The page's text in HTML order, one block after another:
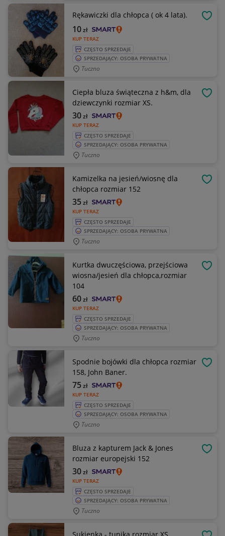
Rękawiczki dla chłopca ( ok 4 lata).
KUP TERAZ
10zł
CZĘSTO SPRZEDAJE
SPRZEDAJĄCY: OSOBA PRYWATNA
Tuczno
Ciepła bluza świąteczna z h&m, dla
dziewczynki rozmiar XS.
KUP TERAZ
30zł
CZĘSTO SPRZEDAJE
SPRZEDAJĄCY: OSOBA PRYWATNA
Tuczno
Kamizelka na jesień/wiosnę dla
chłopca rozmiar 152
KUP TERAZ
35zł
CZĘSTO SPRZEDAJE
SPRZEDAJĄCY: OSOBA PRYWATNA
Tuczno
Kurtka dwuczęściowa, przejściowa
wiosna/jesień dla chłopca,rozmiar
104
KUP TERAZ
60zł
CZĘSTO SPRZEDAJE
SPRZEDAJĄCY: OSOBA PRYWATNA
Tuczno
Spodnie bojówki dla chłopca rozmiar
158, John Baner.
KUP TERAZ
75zł
CZĘSTO SPRZEDAJE
SPRZEDAJĄCY: OSOBA PRYWATNA
Tuczno
Bluza z kapturem Jack & Jones
rozmiar europejski 152
KUP TERAZ
30zł
CZĘSTO SPRZEDAJE
SPRZEDAJĄCY: OSOBA PRYWATNA
Tuczno